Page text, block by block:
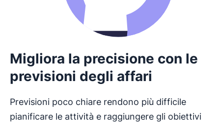
Migliora la precisione con le
previsioni degli affari
Previsioni poco chiare rendono più difficile
pianificare le attività e raggiungere gli obiettivi